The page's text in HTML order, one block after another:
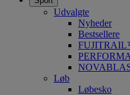
Udvalgte
Nyheder
Bestsellere
Løb
Løbesko